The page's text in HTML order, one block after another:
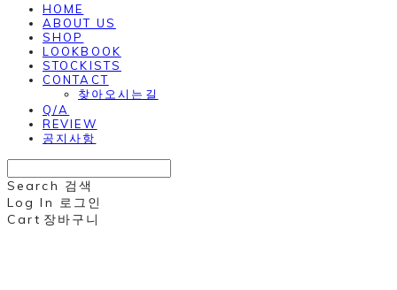
HOME
ABOUT US
SHOP
LOOKBOOK
STOCKISTS
CONTACT
찾아오시는길
Q/A
REVIEW
공지사항
Search 검색
Log In
로그인
Cart 장바구니